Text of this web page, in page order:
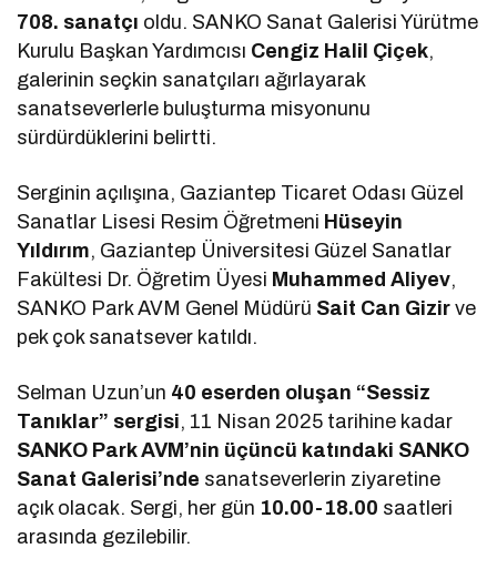
708. sanatçı oldu. SANKO Sanat Galerisi Yürütme
Kurulu Başkan Yardımcısı Cengiz Halil Çiçek,
galerinin seçkin sanatçıları ağırlayarak
sanatseverlerle buluşturma misyonunu
sürdürdüklerini belirtti.
Serginin açılışına, Gaziantep Ticaret Odası Güzel
Sanatlar Lisesi Resim Öğretmeni Hüseyin
Yıldırım, Gaziantep Üniversitesi Güzel Sanatlar
Fakültesi Dr. Öğretim Üyesi Muhammed Aliyev,
SANKO Park AVM Genel Müdürü Sait Can Gizir ve
pek çok sanatsever katıldı.
Selman Uzun’un 40 eserden oluşan “Sessiz
Tanıklar” sergisi, 11 Nisan 2025 tarihine kadar
SANKO Park AVM’nin üçüncü katındaki SANKO
Sanat Galerisi’nde sanatseverlerin ziyaretine
açık olacak. Sergi, her gün 10.00-18.00 saatleri
arasında gezilebilir.